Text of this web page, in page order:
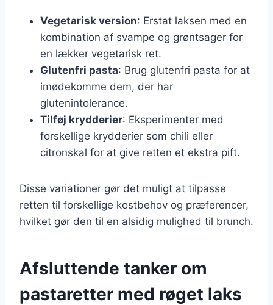
Vegetarisk version: Erstat laksen med en
kombination af svampe og grøntsager for
en lækker vegetarisk ret.
Glutenfri pasta: Brug glutenfri pasta for at
imødekomme dem, der har
glutenintolerance.
Tilføj krydderier: Eksperimenter med
forskellige krydderier som chili eller
citronskal for at give retten et ekstra pift.
Disse variationer gør det muligt at tilpasse
retten til forskellige kostbehov og præferencer,
hvilket gør den til en alsidig mulighed til brunch.
Afsluttende tanker om
pastaretter med røget laks